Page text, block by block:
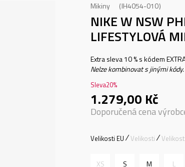
Mikiny IH4054-010
NIKE W NSW
LIFESTYLOVÁ
Extra sleva 10 % s kódem
Nelze kombinovat s jinými kódy.
Sleva20%
1.279,00 Kč
Doporučená cena
Velikosti EU Velikosti
XS S M L